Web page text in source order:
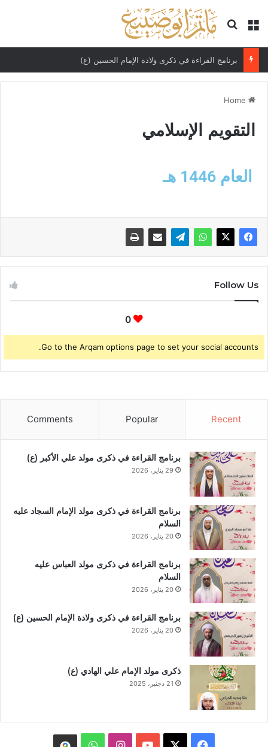
برنامج القراءة في ذكرى ولادة الإمام الحسين (ع)
التقويم الإسلامي
العام 1446 هـ
Follow Us
0
Go to the Arqam options page to set your social accounts.
Recent
Popular
Comments
برنامج القراءة في ذكرى مولد علي الأكبر (ع)
29 يناير، 2026
برنامج القراءة في ذكرى مولد الإمام السجاد عليه
السلام
20 يناير، 2026
برنامج القراءة في ذكرى مولد العباس عليه
السلام
20 يناير، 2026
برنامج القراءة في ذكرى ولادة الإمام الحسين (ع)
20 يناير، 2026
ذكرى مولد الإمام علي الهادي (ع)
21 دجنبر، 2025